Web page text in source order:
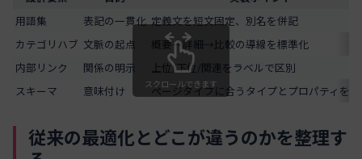
用語集
表記の一貫化 定義文を短文固定、別名を併記
カテゴリハブ 文脈の起点
概要→詳細→比較の導線を標準化
内部リンク
関係の明示
上位/下位/関連をラベルで区別
スキーマ
意味付け ページタイプに合うタイプとプロパティを
スクロールできます
従来の最適化とどこが違うのかを整理す